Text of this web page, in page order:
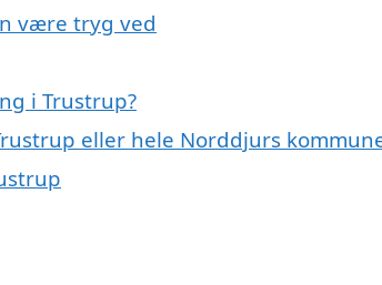
være tryg ved
i Trustrup?
eller hele Norddjurs